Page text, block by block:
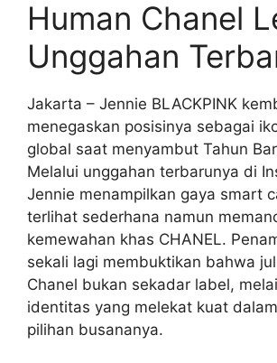
Human Chanel
Unggahan
Jakarta – Jennie BLACKPINK
menegaskan posisinya sebagai
global saat menyambut Tahun
Melalui unggahan terbarunya di
Jennie menampilkan gaya smart
terlihat sederhana namun
kemewahan khas CHANEL.
sekali lagi membuktikan bahwa
Chanel bukan sekadar label,
identitas yang melekat kuat
pilihan busananya.